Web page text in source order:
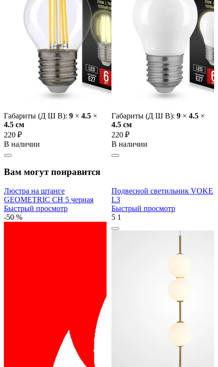
Габариты (Д Ш В): 9 × 4.5 ×
4.5 cм
220 ₽
В наличии
Габариты (Д Ш В): 9 × 4.5 ×
4.5 cм
220 ₽
В наличии
Вам могут понравится
Люстра на штанге
GEOMETRIC CH 5 черная
Быстрый просмотр
-50 %
Подвесной светильник VOKE
L3
Быстрый просмотр
5 1